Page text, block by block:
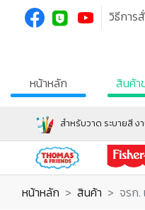
วิธีการ
หน้าหลัก สินค้า
สำหรับวาด ระบายสี ง
หน้าหลัก สินค้า จรก.